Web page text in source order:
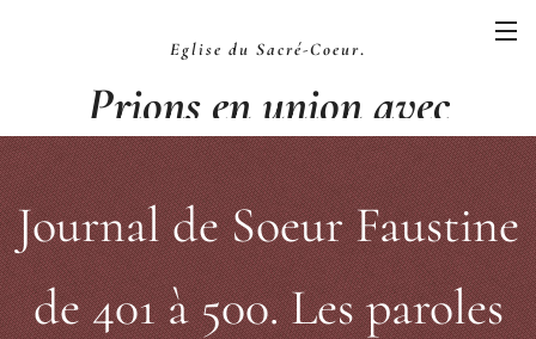
Eglise du Sacré-Coeur.
Prions en union avec
la Liturgie.
Journal de Soeur Faustine
de 401 à 500. Les paroles